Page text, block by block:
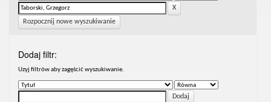
Rozpocznij nowe wyszukiwanie
Dodaj filtr:
Uzyj filtrów aby zagęścić wyszukiwanie.